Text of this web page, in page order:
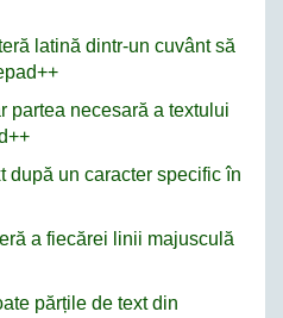
latină dintr-un cuvânt să
partea necesară a textului
după un caracter specific în
a fiecărei linii majusculă
părțile de text din